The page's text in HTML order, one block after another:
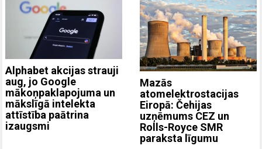
Alphabet akcijas strauji
aug, jo Google
mākoņpaklapojuma un
mākslīgā intelekta
attīstība paātrina
izaugsmi
Mazās
atomelektrostacijas
Eiropā: Čehijas
uzņēmums CEZ un
Rolls-Royce SMR
paraksta līgumu